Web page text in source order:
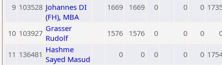
9 103528 Johannes DI
(FH), MBA
1669 1669 0 0 0
10 103927 Grasser
Rudolf
1576 1576 0 0 0
11 136481 Hashme
Sayed Masud
0 0 0 0 0